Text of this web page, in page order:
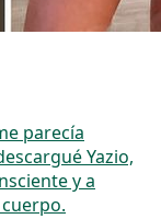
parecía
Yazio,
y a